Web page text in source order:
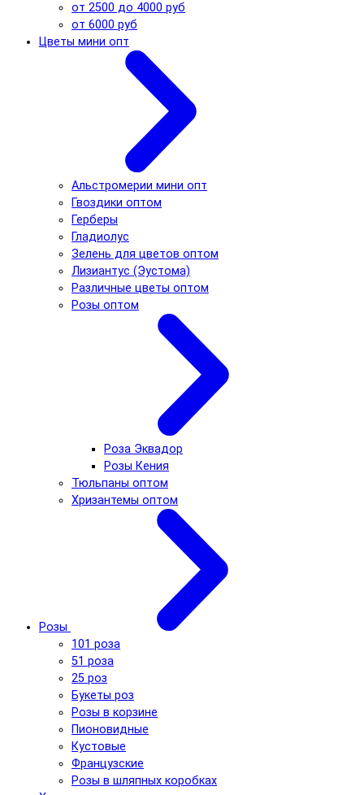
от 2500 до 4000 руб
от 6000 руб
Цветы мини опт
Альстромерии мини опт
Гвоздики оптом
Герберы
Гладиолус
Зелень для цветов оптом
Лизиантус (Эустома)
Различные цветы оптом
Розы оптом
Роза Эквадор
Розы Кения
Тюльпаны оптом
Хризантемы оптом
Розы
101 роза
51 роза
25 роз
Букеты роз
Розы в корзине
Пионовидные
Кустовые
Французские
Розы в шляпных коробках